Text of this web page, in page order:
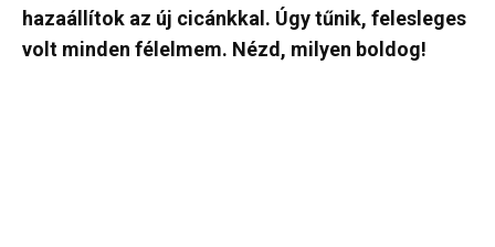
hazaállítok az új cicánkkal. Úgy tűnik, felesleges
volt minden félelmem. Nézd, milyen boldog!